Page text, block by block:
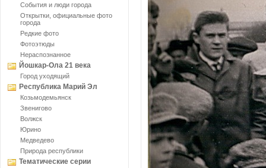
События и люди города
Открытки, официальные фото
города
Редкие фото
Фотоэтюды
Нераспознанное
Йошкар-Ола 21 века
Город уходящий
Республика Марий Эл
Козьмодемьянск
Звенигово
Волжск
Юрино
Медведево
Природа республики
Тематические серии